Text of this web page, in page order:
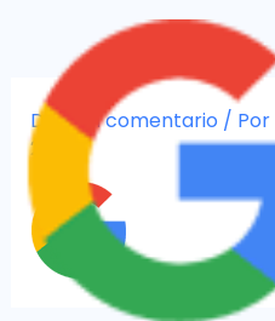
contenido
Deja un comentario / Por
2022